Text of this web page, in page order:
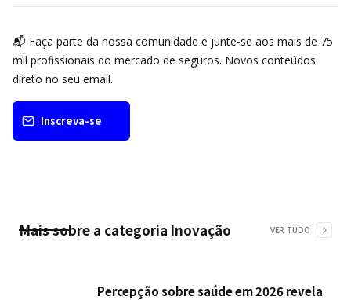
📬 Faça parte da nossa comunidade e junte-se aos mais de 75
mil profissionais do mercado de seguros. Novos conteúdos
direto no seu email.
Inscreva-se
Mais sobre a categoria Inovação VER TUDO
Percepção sobre saúde em 2026 revela